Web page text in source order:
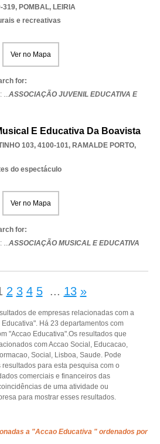
319, POMBAL, LEIRIA
e recreativas
Ver no Mapa
for:
...ASSOCIAÇÃO JUVENIL EDUCATIVA E
E Educativa Da Boavista
103, 4100-101, RAMALDE PORTO,
do espectáculo
Ver no Mapa
for:
...ASSOCIAÇÃO MUSICAL E EDUCATIVA
2 3 4 5 ... 13 »
de empresas relacionadas com a
Há 23 departamentos com
"Accao Educativa".Os resultados que
com Accao Social, Educacao,
Social, Lisboa, Saude. Pode
para esta pesquisa com o
comerciais e financeiros das
de uma atividade ou
para mostrar esses resultados.
a "Accao Educativa " ordenados por